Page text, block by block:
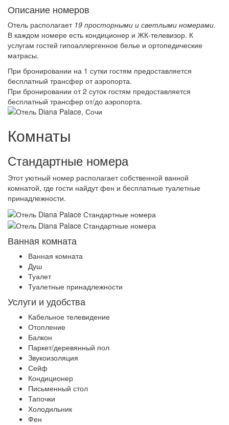
Описание номеров
Отель располагает 19 просторными и светлыми номерами.
В каждом номере есть кондиционер и ЖК-телевизор. К
услугам гостей гипоаллергенное белье и ортопедические
матрасы.
При бронировании на 1 сутки гостям предоставляется
бесплатный трансфер от аэропорта.
При бронировании от 2 суток гостям предоставляется
бесплатный трансфер от/до аэропорта.
Комнаты
Стандартные номера
Этот уютный номер располагает собственной ванной
комнатой, где гости найдут фен и бесплатные туалетные
принадлежности.
Ванная комната
Ванная комната
Душ
Туалет
Туалетные принадлежности
Услуги и удобства
Кабельное телевидение
Отопление
Балкон
Паркет/деревянный пол
Звукоизоляция
Сейф
Кондиционер
Письменный стол
Тапочки
Холодильник
Фен